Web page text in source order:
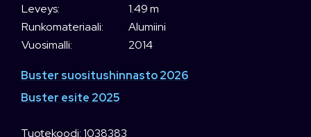
Leveys:
1.49 m
Runkomateriaali:
Alumiini
Vuosimalli:
2014
Buster suositushinnasto 2026
Buster esite 2025
Tuotekoodi: 1038383